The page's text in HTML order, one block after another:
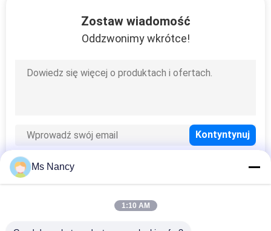
Zostaw wiadomość
Oddzwonimy wkrótce!
popularne kategorie
Ms Nancy
1:10 AM